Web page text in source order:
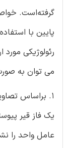
گرفته‌است.
پایین با
رئولوژیکی مورد
می توان به
یک فاز قیر